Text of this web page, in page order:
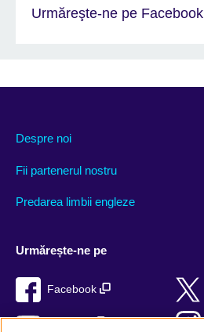
Urmăreşte-ne pe Facebook
Despre noi
Fii partenerul nostru
Predarea limbii engleze
Urmărește-ne pe
Facebook